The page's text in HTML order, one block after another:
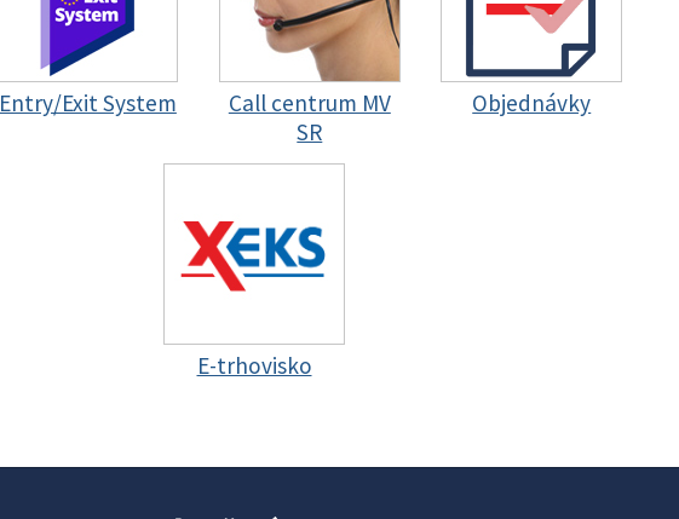
Entry/Exit System
Call centrum MV
SR
Objednávky
E-trhovisko